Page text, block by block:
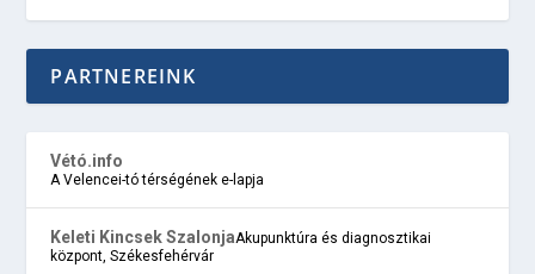
PARTNEREINK
Vétó.info
A Velencei-tó térségének e-lapja
Keleti Kincsek SzalonjaAkupunktúra és diagnosztikai
központ, Székesfehérvár